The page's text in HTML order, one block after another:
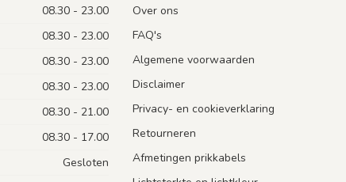
08.30 - 23.00
08.30 - 23.00
08.30 - 23.00
08.30 - 23.00
08.30 - 21.00
08.30 - 17.00
Gesloten
Over ons
FAQ's
Algemene voorwaarden
Disclaimer
Privacy- en cookieverklaring
Retourneren
Afmetingen prikkabels